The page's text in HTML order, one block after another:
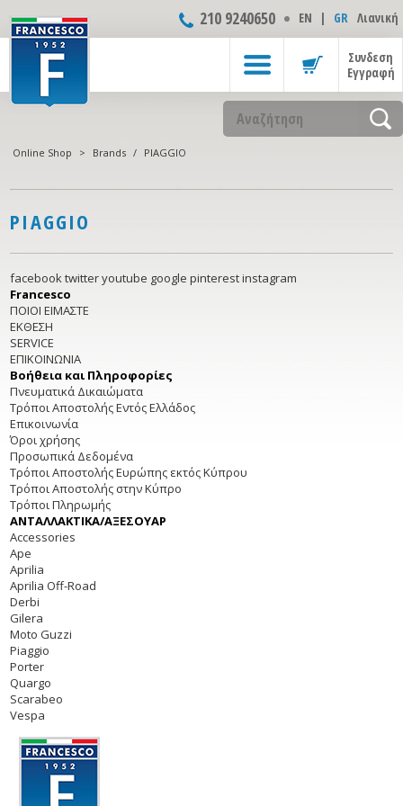
210 9240650 ΕΝ | GR Λιανική
Συνδεση
Εγγραφή
Online Shop > Brands / PIAGGIO
PIAGGIO
facebooktwitteryoutube google pinterestinstagram
Francesco
ΠΟΙΟΙ ΕΙΜΑΣΤΕ
ΕΚΘΕΣΗ
SERVICE
ΕΠΙΚΟΙΝΩΝΙΑ
Βοήθεια και Πληροφορίες
Πνευματικά Δικαιώματα
Τρόποι Αποστολής Εντός Ελλάδος
Επικοινωνία
Όροι χρήσης
Προσωπικά Δεδομένα
Τρόποι Αποστολής Ευρώπης εκτός Κύπρου
Τρόποι Αποστολής στην Κύπρο
Τρόποι Πληρωμής
ΑΝΤΑΛΛΑΚΤΙΚΑ/ΑΞΕΣΟΥΑΡ
Accessories
Ape
Aprilia
Aprilia Off-Road
Derbi
Gilera
Moto Guzzi
Piaggio
Porter
Quargo
Scarabeo
Vespa